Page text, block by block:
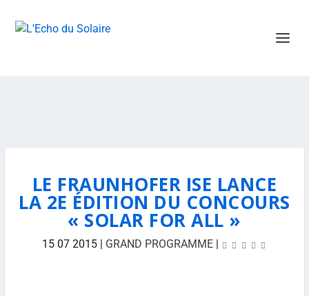
LE FRAUNHOFER ISE LANCE
LA 2E ÉDITION DU CONCOURS
« SOLAR FOR ALL »
15 07 2015| GRAND PROGRAMME|